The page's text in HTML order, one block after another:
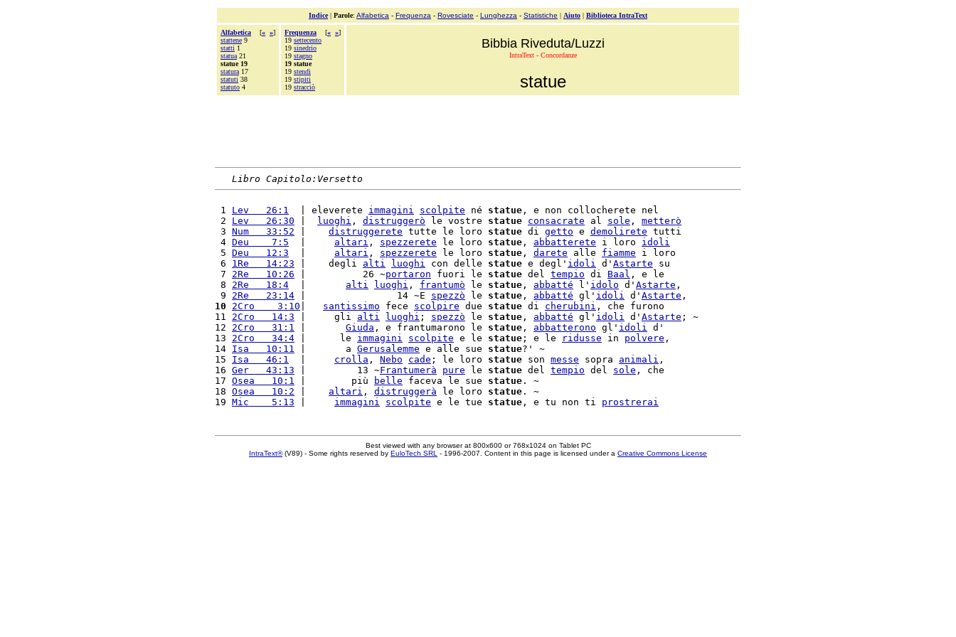
Indice| Parole: Alfabetica - Frequenza - Rovesciate - Lunghezza - Statistiche | Aiuto | Biblioteca IntraText
Alfabetica [« »]
stattene 9
statti 1
statua 21
statue 19
statura 17
statuti 38
statuto 4
Frequenza [« »]
19 settecento
19 sinedrio
19 stagno
19 statue
19 stendi
19 stipiti
19 stracciò
Bibbia Riveduta/Luzzi
IntraText - Concordanze
statue
Libro Capitolo:Versetto
1 Lev   26:1
  | eleverete
immagini scolpite né statue , e non collocherete nel
2 Lev   26:30 luoghi , distruggerò le vostre statue consacrate al sole , metterò
3 Num   33:52 distruggerete tutte le loro statue di getto e demolirete tutti
4 Deu    7:5 altari , spezzerete le loro statue , abbatterete i loro idoli
5 Deu   12:3 altari , spezzerete le loro statue , darete alle fiamme i loro
6 1Re   14:23 |    degli alti luoghi con delle statue e degl' idoli d' Astarte su
7 2Re   10:26 |          26 ~portaron fuori le statue del tempio di Baal , e le
8 2Re   18:4 alti luoghi , frantumò le statue , abbatté l' idolo d' Astarte ,
9 2Re   23:14 |                14 ~E spezzò le statue , abbatté gl' idoli d' Astarte
10
2Cro    3:10 santissimo fece scolpire due statue di cherubini , che furono
11 2Cro   14:3 |     gli alti luoghi ; spezzò le statue , abbatté gl' idoli d' Astarte ; ~
12 2Cro   31:1 Giuda , e frantumarono le statue , abbatterono gl' idoli d'
13 2Cro   34:4 |      le immagini scolpite e le statue ; e le ridusse in polvere ,
14 Isa   10:11 |       a Gerusalemme e alle sue statue?' ~
15 Isa   46:1 crolla , Nebo cade ; le loro statue son messe sopra animali ,
16 Ger   43:13 |         13 ~Frantumerà pure le statue del tempio del sole , che
17 Osea   10:1 |        più belle faceva le sue statue . ~
18 Osea   10:2 altari , distruggerà le loro statue . ~
19 Mic    5:13 immagini scolpite e le tue statue , e tu non ti prostrerai
Best viewed with any browser at 800x600 or 768x1024 on Tablet PC
IntraText®(V89) - Some rights reserved by EuloTech SRL - 1996-2007. Content in this page is licensed under a Creative Commons License